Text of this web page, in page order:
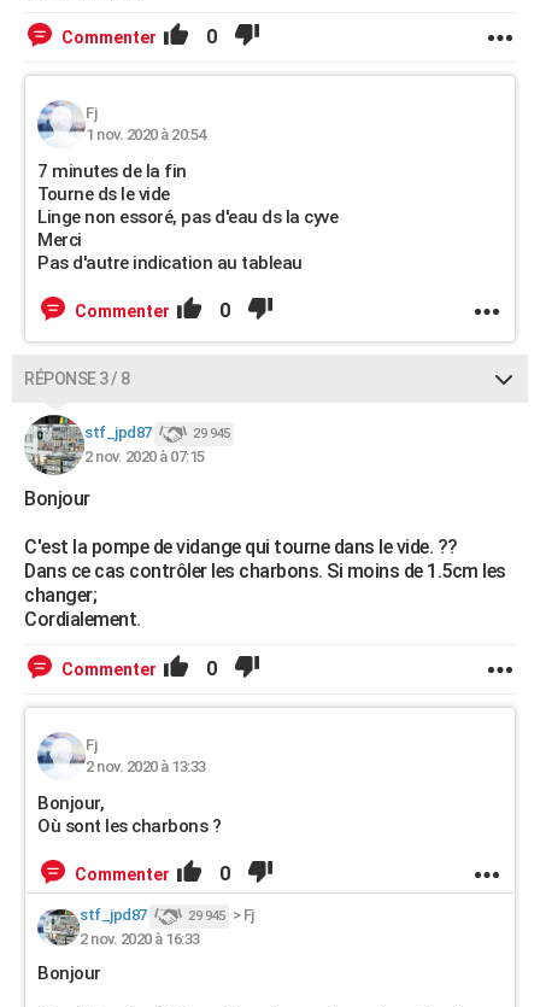
Commenter 0
Fj
1 nov. 2020 à 20:54
7 minutes de la fin
Tourne ds le vide
Linge non essoré, pas d'eau ds la cyve
Merci
Pas d'autre indication au tableau
Commenter 0
RÉPONSE 3 / 8
stf_jpd87 29 945
2 nov. 2020 à 07:15
Bonjour
C'est la pompe de vidange qui tourne dans le vide. ??
Dans ce cas contrôler les charbons. Si moins de 1.5cm les
changer;
Cordialement.
Commenter 0
Fj
2 nov. 2020 à 13:33
Bonjour,
Où sont les charbons ?
Commenter 0
stf_jpd87 29 945 > Fj
2 nov. 2020 à 16:33
Bonjour